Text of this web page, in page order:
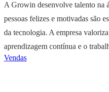
A Growin desenvolve talento na
pessoas felizes e motivadas são
da tecnologia. A empresa
aprendizagem contínua e o
Vendas